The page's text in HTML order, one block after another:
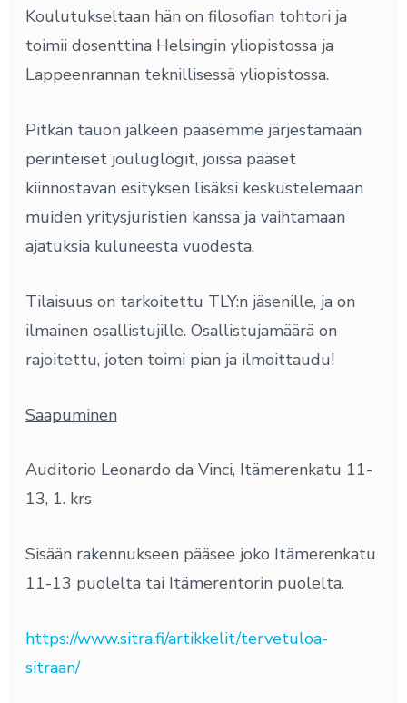
Koulutukseltaan hän on filosofian tohtori ja
toimii dosenttina Helsingin yliopistossa ja
Lappeenrannan teknillisessä yliopistossa.
Pitkän tauon jälkeen pääsemme järjestämään
perinteiset jouluglögit, joissa pääset
kiinnostavan esityksen lisäksi keskustelemaan
muiden yritysjuristien kanssa ja vaihtamaan
ajatuksia kuluneesta vuodesta.
Tilaisuus on tarkoitettu TLY:n jäsenille, ja on
ilmainen osallistujille. Osallistujamäärä on
rajoitettu, joten toimi pian ja ilmoittaudu!
Saapuminen
Auditorio Leonardo da Vinci, Itämerenkatu 11-
13, 1. krs
Sisään rakennukseen pääsee joko Itämerenkatu
11-13 puolelta tai Itämerentorin puolelta.
https://www.sitra.fi/artikkelit/tervetuloa-
sitraan/